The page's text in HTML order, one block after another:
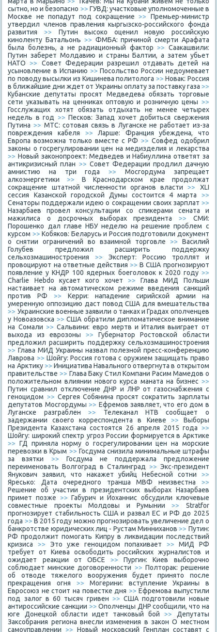
сытно, но и безопасно >> ГУВД: участковые уполномоченные в
Москве не попадут под сокращение>> Премьер-министр
утвердил членов правления кыргызско-российского фонда
развития >> Путин высоко оценил новую российскую
киноленту Батальонъ >> ФМБА: причиной смерти Арафата
была болезнь, а не радиационный фактор>> Саакашвили:
Путин заберет Молдавию и страны Балтии, а затем убьет
НАТО>> Совет Федерации разрешил отдавать детей на
усыновление в Испанию >>Посольство России недоумевает
по поводу высылки из Кишинева политолога >>Новак: Россия
в ближайшие дни ждет от Украины оплату за поставку газа >>
Кубанские депутаты просят Медведева обязать торговые
сети указывать на ценниках оптовую и розничную цены >>
Госслужащих хотят обязать отдыхать не менее четырех
недель в год >>Песков: Запад хочет добиться свержения
Путина>> МТС: сотовая связь в Луганске не работает из-за
повреждения кабеля >>Ларше: Франция убеждена, что
Европа возможна только вместе с РФ >> Совфед одобрил
законы о госрегулировании цен на медизделия и лекарства
>>Новый законопроект: Медведев и Набиуллина ответят за
антикризисный план >> Совет Федерации продлил дачную
амнистию на три года>> Мосгордума запрещает
алкоэнергетики>> В Краснодарском крае продолжат
сокращение штатной численности органов власти>> XLI
сессия Казанской городской Думы состоится 4 марта >>
Сенаторы поддержали идею о сокращении своих зарплат >>
Назарбаев провел консультации со спикерами сената и
мажилиса о досрочных выборах президента >> СМИ:
Порошенко дал главе НБУ неделю на решение проблем с
курсом >>Кобяков: Беларусь и Россия подготовили документ
о снятии ограничений во взаимной торговле >> Василий
Голубев предложил расширить поддержку
сельхозмашиностроения>>Эксперт: Россию троллят и
провоцируют на ответные действия>>В США прогнозируют
появление у КНДР 100 ядерных боеголовок к 2020 году >>
Charlie Hebdo кусает кого хочет >>Глава МИД Польши
настаивает на автоматическом режиме введения санкций
против РФ>>Керри: нападение сирийской армии на
умеренную оппозицию даст повод США для вмешательства
>> Украинские военные заявили о танках и Градах ополченцев
у Новоазовска >>США обратили дипломатическое внимание
на Сомали >>Сальвини: евро мертв и Италия выиграет от
выхода из еврозоны >>Губернатор Ростовской области
предложил расширить поддержку сельхозмашиностроения
>>Глава МИД Украины назвал полезной пресс-конференцию
Лаврова >> Шойгу: Россия готова с оружием защищать право
на Арктику>> Инициатива Навального отвергнута в открытом
правительстве >> Глава Баку Стил Компани Расим Мамедов о
положительном влиянии нового курса маната на бизнес >>
Путин сравнил отключение ДНР и ЛНР от газоснабжения с
геноцидом >> Сергея Собянина просят сократить зарплаты
депутатов Мосгордумы>> Ефремов заявляет, что его дом в
Луганске разграблен>> Телеканал НТВ сообщает о
задержании своего корреспондента в Киеве >> Выборы
Президента Казахстана состоятся 26 апреля 2015 года >>
Шойгу: широкий спектр угроз России формируется в Арктике
>>ГД приняла норму о госрегулировании цен на морские
перевозки в Крым >> Госдума снизила минимальные штрафы
за взятки >> Госдума не поддержала предложение
переименовать Волгоград в Сталинград >> Экс-президент
Янукович заявил, что накажет убийц Небесной сотни >>
Яресько: Дата очередного транша МВФ неизвестна >>
Решение об участии в президентских выборах Назарбаев
примет позже >>Габурич и Йоханнис обсудили ключевые
совместные проекты Молдовы и Румынии>> Stratfor
прогнозирует стабильность США и развал ЕС и РФ до 2025
года >> В 2015 году можно прогнозировать увеличение дел о
банкротстве юридических лиц - Рустам Минниханов>> Путин:
РФ продолжит помогать Кипру в ликвидации последствий
кризиса >> Это уже геноцидом попахивает >>МИД РФ
требует от Киева освободить российских журналистов и
ожидает реакции от ОБСЕ>>Пургин: Киев выборочно
соблюдает минские договоренности >> Полторак: решение
об отводе тяжелого вооружения будет принято после
прекращения огня >>Могерини: вступление Украины в
Евросоюз не стоит на повестке дня >>Ефремова выпустили
под залог в 60 тысяч гривен >>США подготовили новые
антироссийские санкции >>Ополченцы ДНР сообщили, что на
юге Донецкой области идет танковый бой>> Депутаты
Заксобрания региона внесли изменения в закон О местном
самоуправлении>>Новый московский Генплан составят с